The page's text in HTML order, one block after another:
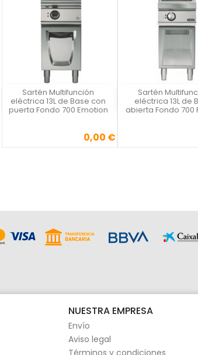
Sartén Multifunción
eléctrica 13L de Base con
puerta Fondo 700 Emotion
Precio0,00 €

Vista rápida Sartén
eléctrica 13L de
abierta Fondo 700
Vista rápida
NUESTRA EMPRESA
Envío
Aviso legal